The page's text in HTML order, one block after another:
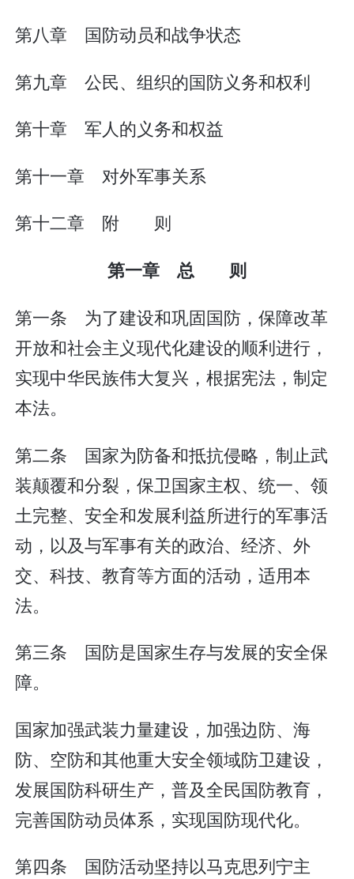
第八章 国防动员和战争状态
第九章 公民、组织的国防义务和权利
第十章 军人的义务和权益
第十一章 对外军事关系
第十二章 附 则
第一章 总 则
第一条 为了建设和巩固国防，保障改革
开放和社会主义现代化建设的顺利进行，
实现中华民族伟大复兴，根据宪法，制定
本法。
第二条 国家为防备和抵抗侵略，制止武
装颠覆和分裂，保卫国家主权、统一、领
土完整、安全和发展利益所进行的军事活
动，以及与军事有关的政治、经济、外
交、科技、教育等方面的活动，适用本
法。
第三条 国防是国家生存与发展的安全保
障。
国家加强武装力量建设，加强边防、海
防、空防和其他重大安全领域防卫建设，
发展国防科研生产，普及全民国防教育，
完善国防动员体系，实现国防现代化。
第四条 国防活动坚持以马克思列宁主